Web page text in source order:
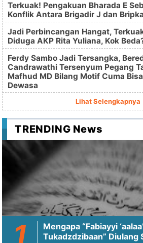
Terkuak! Pengakuan Bharada E
Konflik Antara Brigadir J dan
Jadi Perbincangan Hangat,
Diduga AKP Rita Yuliana, Kok
Ferdy Sambo Jadi Tersangka,
Candrawathi Tersenyum Pegang
Mafhud MD Bilang Motif Cuma
Dewasa
Lihat Selengkapnya
TRENDING News
Mengapa “Fabiayyi
Tukadzdzibaan” Diulang